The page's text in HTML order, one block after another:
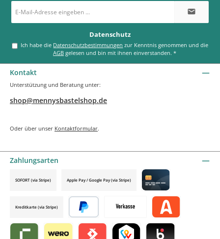
E-
Mail-
*
Datenschutz
Ich habe die Datenschutzbestimmungen
AGB gelesen und bin mit ihnen einverstanden.*
Kontakt
Unterstützung und Beratung unter:
shop@mennysbastelshop.de
Oder über unser Kontaktformular.
Zahlungsarten
Vorkasse Alma by mollie
SOFORT (via Stripe) Apple Pay / Google Pay (via Stripe)
Credit card by mollie
Kreditkarte (via Stripe)
Später bezahlen